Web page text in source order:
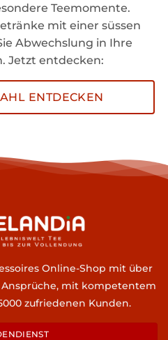
Teemomente.
mit einer süssen
Abwechslung in Ihre
Jetzt entdecken:
ENTDECKEN
Online-Shop mit über
Ansprüche, mit kompetentem
zufriedenen Kunden.